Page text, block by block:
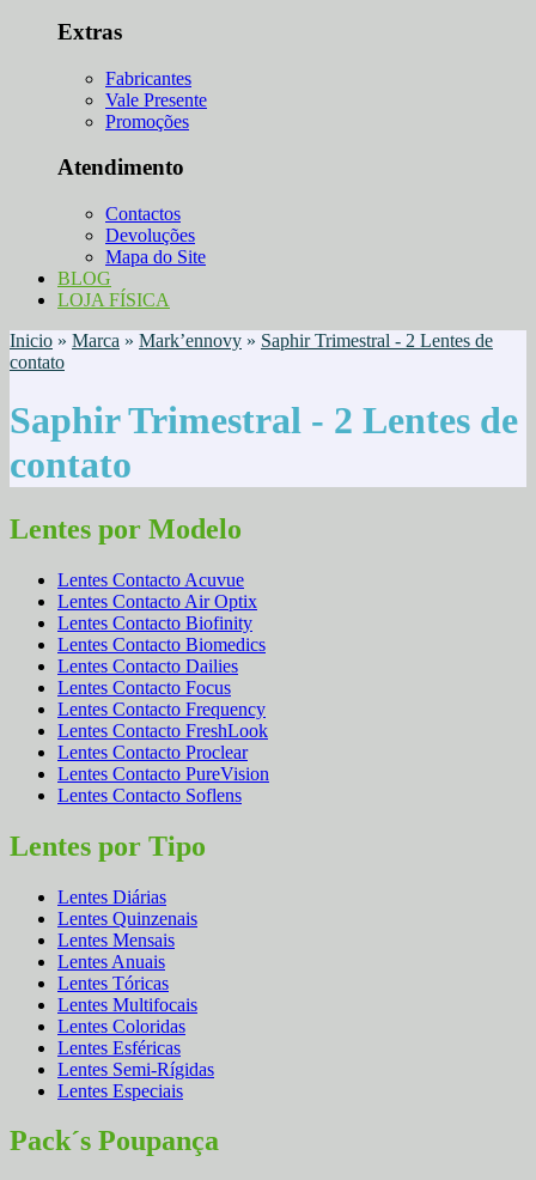
Extras
Fabricantes
Vale Presente
Promoções
Atendimento
Contactos
Devoluções
Mapa do Site
BLOG
LOJA FÍSICA
Inicio » Marca » Mark’ennovy » Saphir Trimestral - 2 Lentes de
contato
Saphir Trimestral - 2 Lentes de
contato
Lentes por Modelo
Lentes Contacto Acuvue
Lentes Contacto Air Optix
Lentes Contacto Biofinity
Lentes Contacto Biomedics
Lentes Contacto Dailies
Lentes Contacto Focus
Lentes Contacto Frequency
Lentes Contacto FreshLook
Lentes Contacto Proclear
Lentes Contacto PureVision
Lentes Contacto Soflens
Lentes por Tipo
Lentes Diárias
Lentes Quinzenais
Lentes Mensais
Lentes Anuais
Lentes Tóricas
Lentes Multifocais
Lentes Coloridas
Lentes Esféricas
Lentes Semi-Rígidas
Lentes Especiais
Pack´s Poupança